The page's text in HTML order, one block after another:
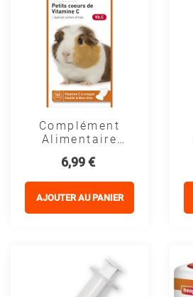
Complément
Alimentaire
- Vitamine C -
Beaphar -
Forme Coeur
Prix
6,99 €
AJOUTER AU PANIER